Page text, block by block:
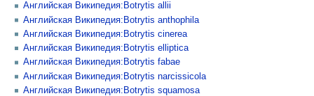
Английская Википедия:Botrytis allii
Английская Википедия:Botrytis anthophila
Английская Википедия:Botrytis cinerea
Английская Википедия:Botrytis elliptica
Английская Википедия:Botrytis fabae
Английская Википедия:Botrytis narcissicola
Английская Википедия:Botrytis squamosa